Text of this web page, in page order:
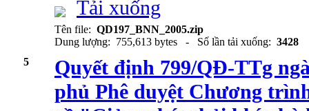
Tải xuống
Tên file: QD197_BNN_2005.zip
Dung lượng: 755,613 bytes - Số lần tải xuống: 3428
5
Quyết định 799/QĐ-TTg
phủ Phê duyệt Chương